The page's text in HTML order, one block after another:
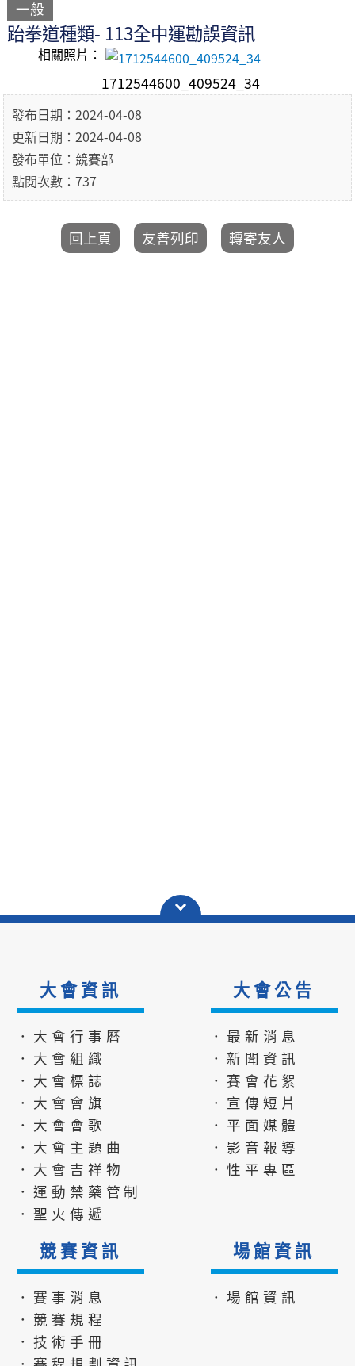
一般
跆拳道種類- 113全中運勘誤資訊
相關照片：
1712544600_409524_34
發布日期：2024-04-08
更新日期：2024-04-08
發布單位：競賽部
點閱次數：737
大會資訊
．大會行事曆
．大會組織
．大會標誌
．大會會旗
．大會會歌
．大會主題曲
．大會吉祥物
．運動禁藥管制
．聖火傳遞
大會公告
．最新消息
．新聞資訊
．賽會花絮
．宣傳短片
．平面媒體
．影音報導
．性平專區
競賽資訊
．賽事消息
．競賽規程
．技術手冊
場館資訊
．場館資訊